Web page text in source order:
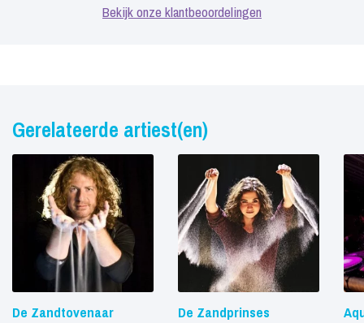
Bekijk onze klantbeoordelingen
Gerelateerde artiest(en)
De Zandtovenaar De Zandprinses